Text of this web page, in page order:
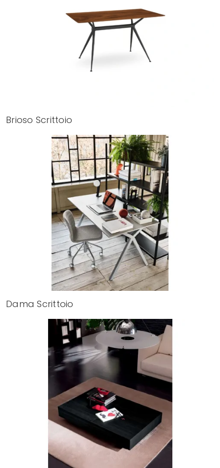
Brioso Scrittoio
Dama Scrittoio